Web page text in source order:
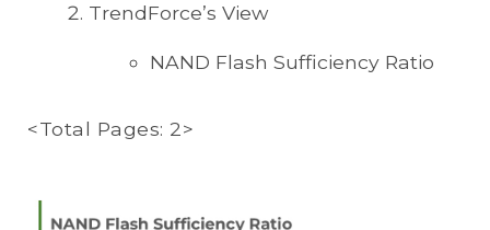
TrendForce’s View
NAND Flash Sufficiency Ratio
<Total Pages: 2>